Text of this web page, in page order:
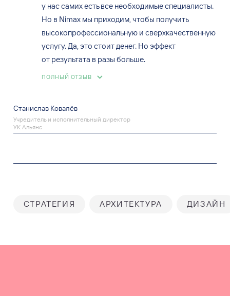
у нас самих есть все необходимые специалисты.
Но в Nimax мы приходим, чтобы получить
высокопрофессиональную и сверхкачественную
услугу. Да, это стоит денег. Но эффект
от результата в разы больше.
ПОЛНЫЙ ОТЗЫВ
Станислав Ковалёв
Учредитель и исполнительный директор
УК Альянс
СТРАТЕГИЯ АРХИТЕКТУРА ДИЗАЙН